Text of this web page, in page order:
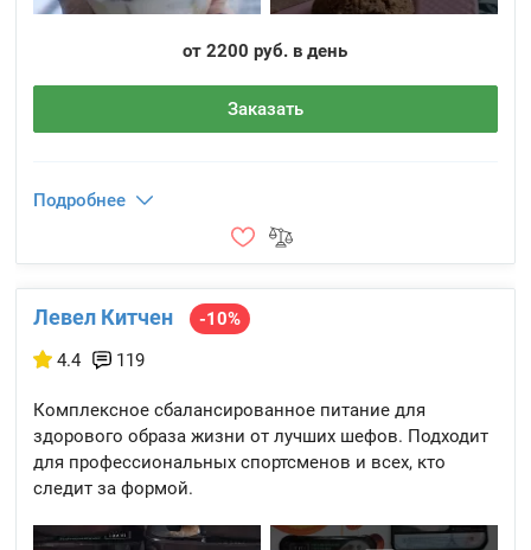
от 2200 руб. в день
Заказать
Подробнее
Левел Китчен
-10%
4.4
119
Комплексное сбалансированное питание для
здорового образа жизни от лучших шефов. Подходит
для профессиональных спортсменов и всех, кто
следит за формой.